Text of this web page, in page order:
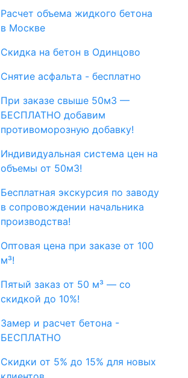
Расчет объема жидкого бетона
в Москве
Скидка на бетон в Одинцово
Снятие асфальта - бесплатно
При заказе свыше 50м3 —
БЕСПЛАТНО добавим
противоморозную добавку!
Индивидуальная система цен на
объемы от 50м3!
Бесплатная экскурсия по заводу
в сопровождении начальника
производства!
Оптовая цена при заказе от 100
м³!
Пятый заказ от 50 м³ — со
скидкой до 10%!
Замер и расчет бетона -
БЕСПЛАТНО
Скидки от 5% до 15% для новых